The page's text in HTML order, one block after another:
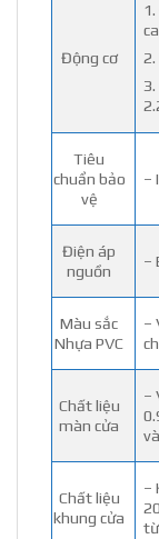
Động cơ
3.
Tiêu
chuẩn bảo
vệ
–
Điện áp
nguồn
–
Màu sắc
Nhựa PVC
–
Chất liệu
màn cửa
–
Chất liệu
khung cửa
–